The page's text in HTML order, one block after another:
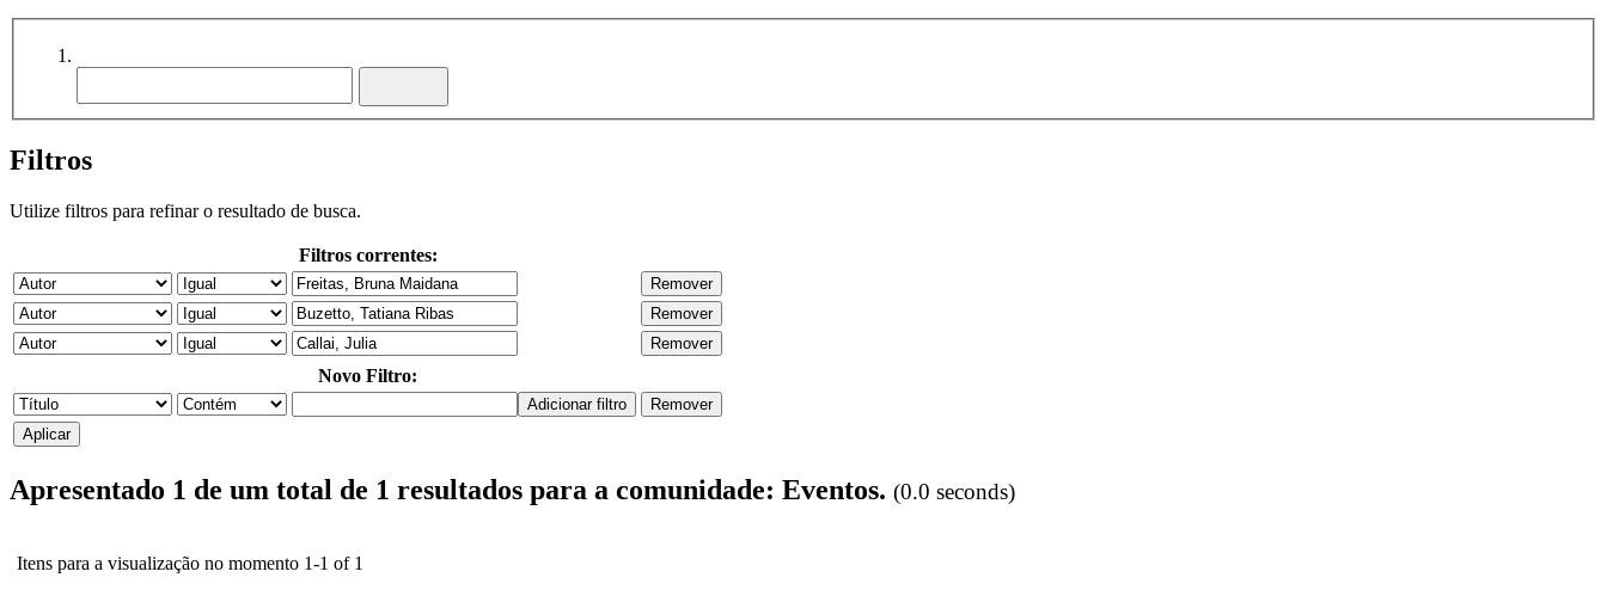
Filtros
Utilize filtros para refinar o resultado de busca.
Filtros correntes:
Novo Filtro:
Apresentado 1 de um total de 1 resultados para a comunidade: Eventos. (0.0 seconds)
Itens para a visualização no momento 1-1 of 1